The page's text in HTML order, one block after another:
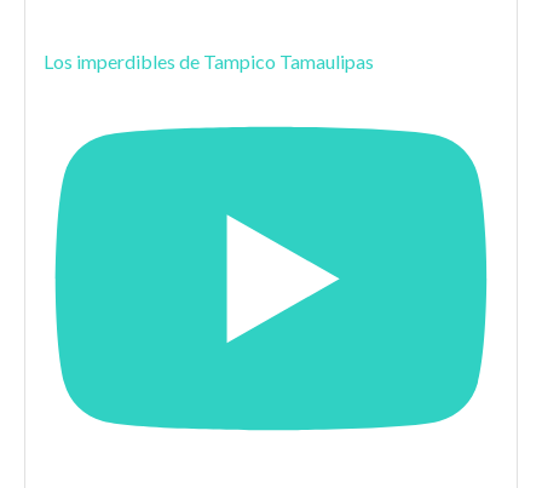
Los imperdibles de Tampico Tamaulipas